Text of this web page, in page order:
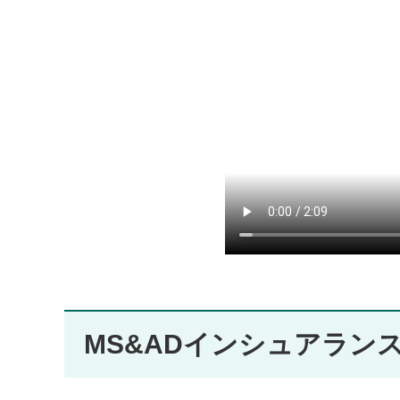
MS&ADインシュアラン